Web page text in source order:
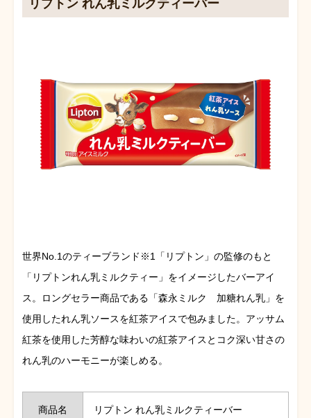
リプトン れん乳ミルクティーバー
世界No.1のティーブランド※1「リプトン」の監修のもと
「リプトンれん乳ミルクティー」をイメージしたバーアイ
ス。ロングセラー商品である「森永ミルク 加糖れん乳」を
使用したれん乳ソースを紅茶アイスで包みました。アッサム
紅茶を使用した芳醇な味わいの紅茶アイスとコク深い甘さの
れん乳のハーモニーが楽しめる。
商品名 リプトン れん乳ミルクティーバー